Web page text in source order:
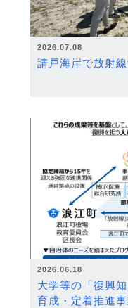
2026.07.08
請戸海岸で放射
2026.06.18
大学等の「復興
育成・定着推進